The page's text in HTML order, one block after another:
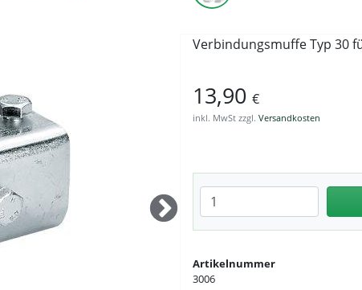
Verbindungsmuffe Typ 30
13,90 €
inkl. MwSt zzgl. Versandkosten
Anzahl eingeben
Artikelnummer
3006